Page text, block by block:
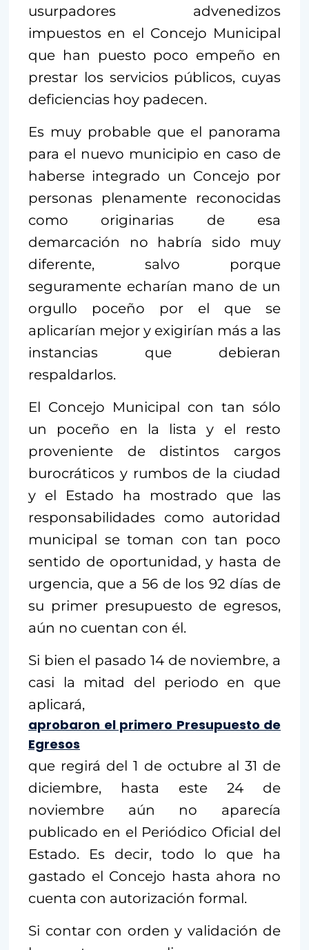
usurpadores advenedizos
impuestos en el Concejo Municipal
que han puesto poco empeño en
prestar los servicios públicos, cuyas
deficiencias hoy padecen.
Es muy probable que el panorama
para el nuevo municipio en caso de
haberse integrado un Concejo por
personas plenamente reconocidas
como originarias de esa
demarcación no habría sido muy
diferente, salvo porque
seguramente echarían mano de un
orgullo poceño por el que se
aplicarían mejor y exigirían más a las
instancias que debieran
respaldarlos.
El Concejo Municipal con tan sólo
un poceño en la lista y el resto
proveniente de distintos cargos
burocráticos y rumbos de la ciudad
y el Estado ha mostrado que las
responsabilidades como autoridad
municipal se toman con tan poco
sentido de oportunidad, y hasta de
urgencia, que a 56 de los 92 días de
su primer presupuesto de egresos,
aún no cuentan con él.
Si bien el pasado 14 de noviembre, a
casi la mitad del periodo en que
aplicará,
aprobaron el primero Presupuesto de
Egresos
que regirá del 1 de octubre al 31 de
diciembre, hasta este 24 de
noviembre aún no aparecía
publicado en el Periódico Oficial del
Estado. Es decir, todo lo que ha
gastado el Concejo hasta ahora no
cuenta con autorización formal.
Si contar con orden y validación de